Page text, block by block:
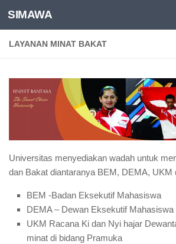
Skip to content
SIMAWA
LAYANAN MINAT BAKAT
Universitas menyediakan wadah untuk
dan Bakat diantaranya BEM, DEMA, UKM
BEM -Badan Eksekutif Mahasiswa
DEMA – Dewan Eksekutif Mahasiswa
UKM Racana Ki dan Nyi hajar
minat di bidang Pramuka